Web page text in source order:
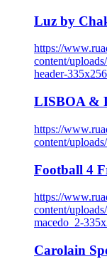
Luz by
https://
content/
header-
LISBOA &
https://
content/
Football 4
https://
content/
macedo_2-
Carolain